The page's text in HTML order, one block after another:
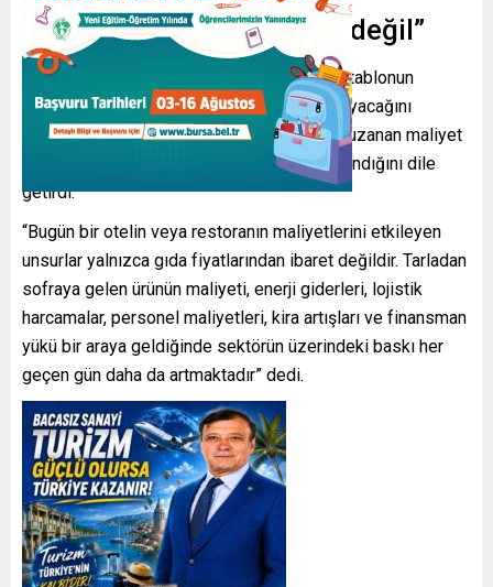
“Sorun sadece enflasyon değil”
Turizm sektörünün karşı karşıya bulunduğu tablonun
yalnızca enflasyon rakamlarıyla açıklanamayacağını
belirten Gönülal, üretimden tüketime kadar uzanan maliyet
zincirinin her halkasında ciddi sorunlar yaşandığını dile
getirdi.
“Bugün bir otelin veya restoranın maliyetlerini etkileyen
unsurlar yalnızca gıda fiyatlarından ibaret değildir. Tarladan
sofraya gelen ürünün maliyeti, enerji giderleri, lojistik
harcamalar, personel maliyetleri, kira artışları ve finansman
yükü bir araya geldiğinde sektörün üzerindeki baskı her
geçen gün daha da artmaktadır” dedi.